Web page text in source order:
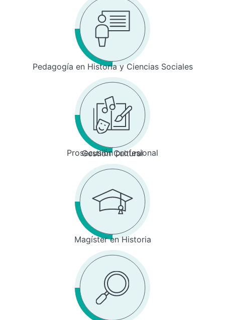
Pedagogía en Historia y Ciencias Sociales
Prosecusión profesional
Gestión Cultural
Magíster en Historia